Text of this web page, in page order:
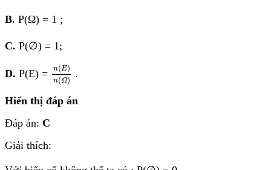
B. P(Ω) = 1 ;
C. P(∅) = 1;
D. P(E) = n(E)
n(Ω)
n(E)
.
Hiển thị đáp án
Đáp án: C
Giải thích: